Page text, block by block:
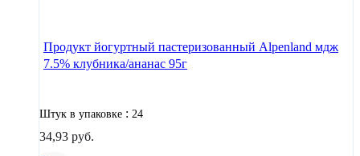
Продукт йогуртный пастеризованный Alpenland мдж
7.5% клубника/ананас 95г
Штук в упаковке : 24
34,93 руб.